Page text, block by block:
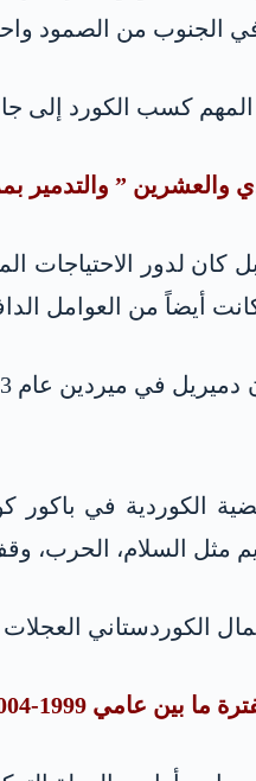
من الصمود
كسب الكورد إلى
والعشرين ” والتدمير
كان لدور الاحتياجات
كانت أيضاً من العوامل
حلّ القضية الكوردية في
مثل السلام، الحرب،
الكوردستاني
عامي 1999-2004